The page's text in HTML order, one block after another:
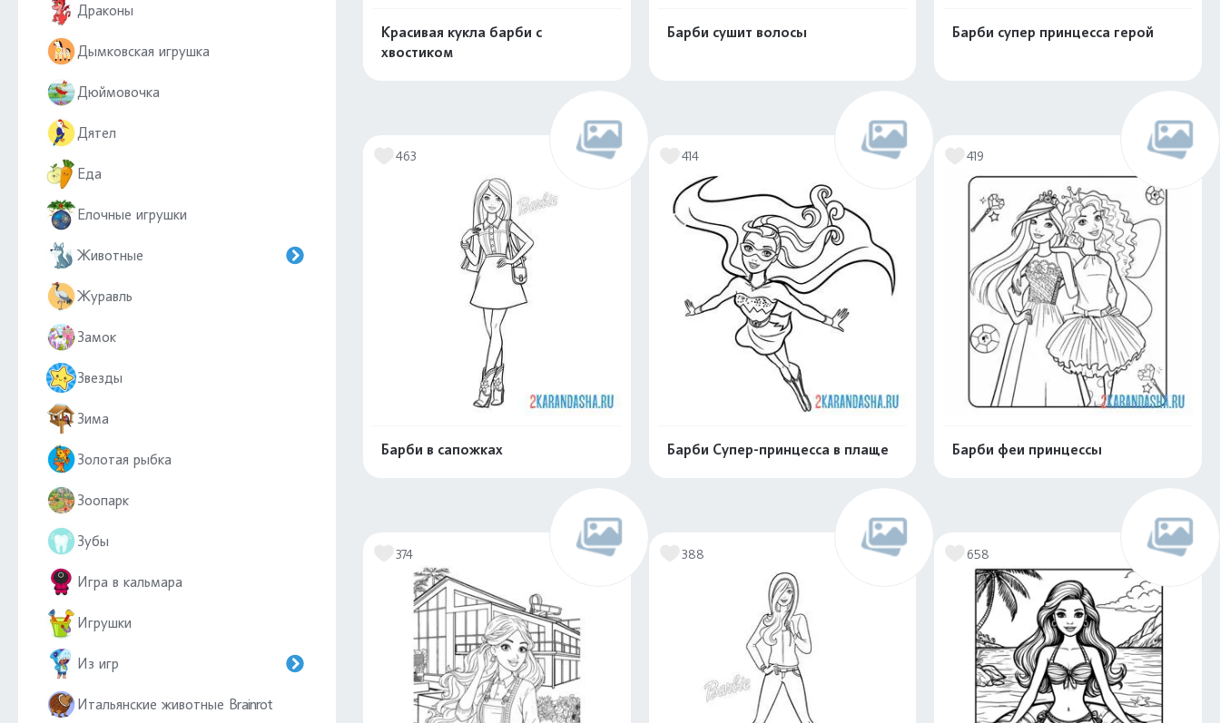
Драконы
Дымковская игрушка
Дюймовочка
Дятел
Еда
Елочные игрушки
Животные
Журавль
Замок
Звезды
Зима
Золотая рыбка
Зоопарк
Зубы
Игра в кальмара
Игрушки
Из игр
Итальянские животные Brainrot
Красивая кукла барби с
хвостиком
Барби сушит волосы Барби супер принцесса герой
463
Барби в сапожках
414
Барби Супер-принцесса в плаще
419
Барби феи принцессы
374 388 658